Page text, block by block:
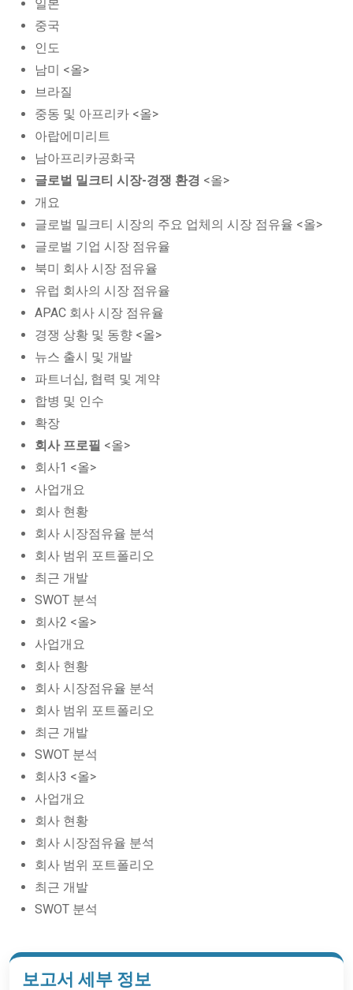
일본
중국
인도
남미 <올>
브라질
중동 및 아프리카 <올>
아랍에미리트
남아프리카공화국
글로벌 밀크티 시장-경쟁 환경 <올>
개요
글로벌 밀크티 시장의 주요 업체의 시장 점유율 <올>
글로벌 기업 시장 점유율
북미 회사 시장 점유율
유럽 회사의 시장 점유율
APAC 회사 시장 점유율
경쟁 상황 및 동향 <올>
뉴스 출시 및 개발
파트너십, 협력 및 계약
합병 및 인수
확장
회사 프로필 <올>
회사1 <올>
사업개요
회사 현황
회사 시장점유율 분석
회사 범위 포트폴리오
최근 개발
SWOT 분석
회사2 <올>
사업개요
회사 현황
회사 시장점유율 분석
회사 범위 포트폴리오
최근 개발
SWOT 분석
회사3 <올>
사업개요
회사 현황
회사 시장점유율 분석
회사 범위 포트폴리오
최근 개발
SWOT 분석
보고서 세부 정보